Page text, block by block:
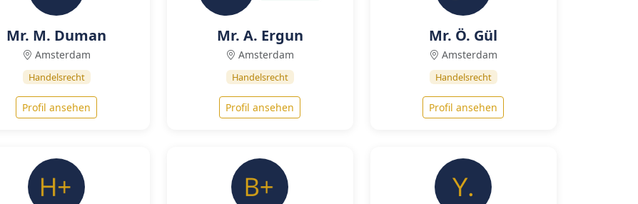
Mr. M. Duman
Amsterdam
Handelsrecht
Profil ansehen
Mr. A. Ergun
Amsterdam
Handelsrecht
Profil ansehen
Mr. Ö. Gül
Amsterdam
Handelsrecht
Profil ansehen